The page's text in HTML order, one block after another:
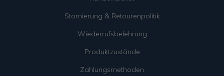
Stornierung & Retourenpolitik
Wiederrufsbelehrung
Produktzustände
Zahlungsmethoden